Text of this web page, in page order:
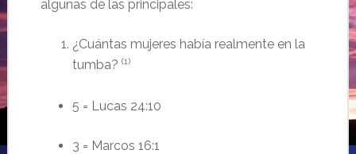
algunas de las principales:
¿Cuántas mujeres había realmente en la
tumba? (1)
5 = Lucas 24:10
3 = Marcos 16:1